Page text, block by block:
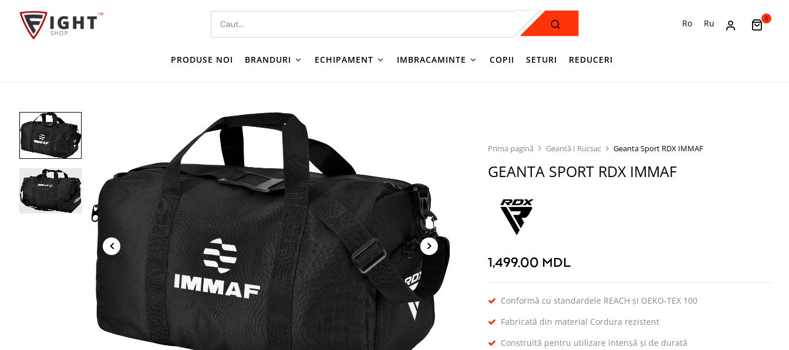
Ro Ru 0
PRODUSE NOI BRANDURI ECHIPAMENT IMBRACAMINTE COPII SETURI REDUCERI
Prima pagină Geantă I Rucsac Geanta Sport RDX IMMAF
GEANTA SPORT RDX IMMAF
1,499.00 MDL
Conformă cu standardele REACH și OEKO-TEX 100
Fabricată din material Cordura rezistent
Construită pentru utilizare intensă și de durată